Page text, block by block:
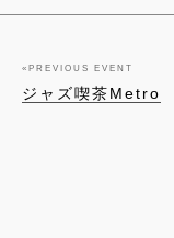
« PREVIOUS EVENT
ジャズ喫茶Metro